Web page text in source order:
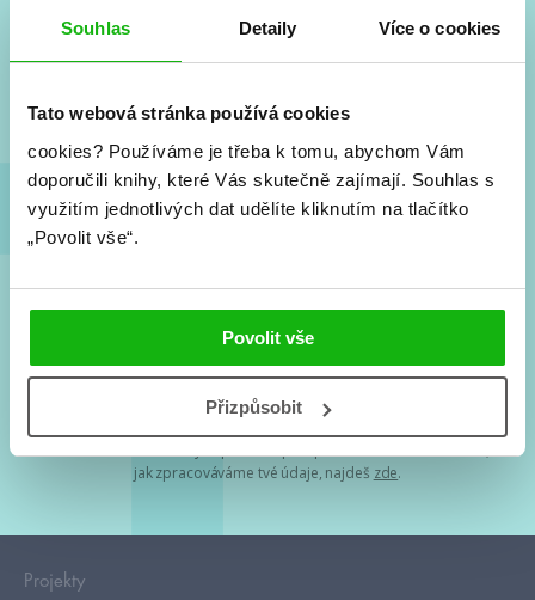
Souhlas Detaily Více o cookies
Tato webová stránka používá cookies
cookies? Používáme je třeba k tomu, abychom Vám
doporučili knihy, které Vás skutečně zajímají. Souhlas s
využitím jednotlivých dat udělíte kliknutím na tlačítko
„Povolit vše“.
Povolit vše
Přizpůsobit
Vše kolem #youngadult každý měsíc rovnou do mailu!
a seriálové adaptace a další.
Souhlasím spodmínkami zpracování osobních údajů
Tvá e-mailová adresa je u nás v bezpečí. Přečti si
jak zpracováváme tvé údaje, najdeš zde.
Projekty